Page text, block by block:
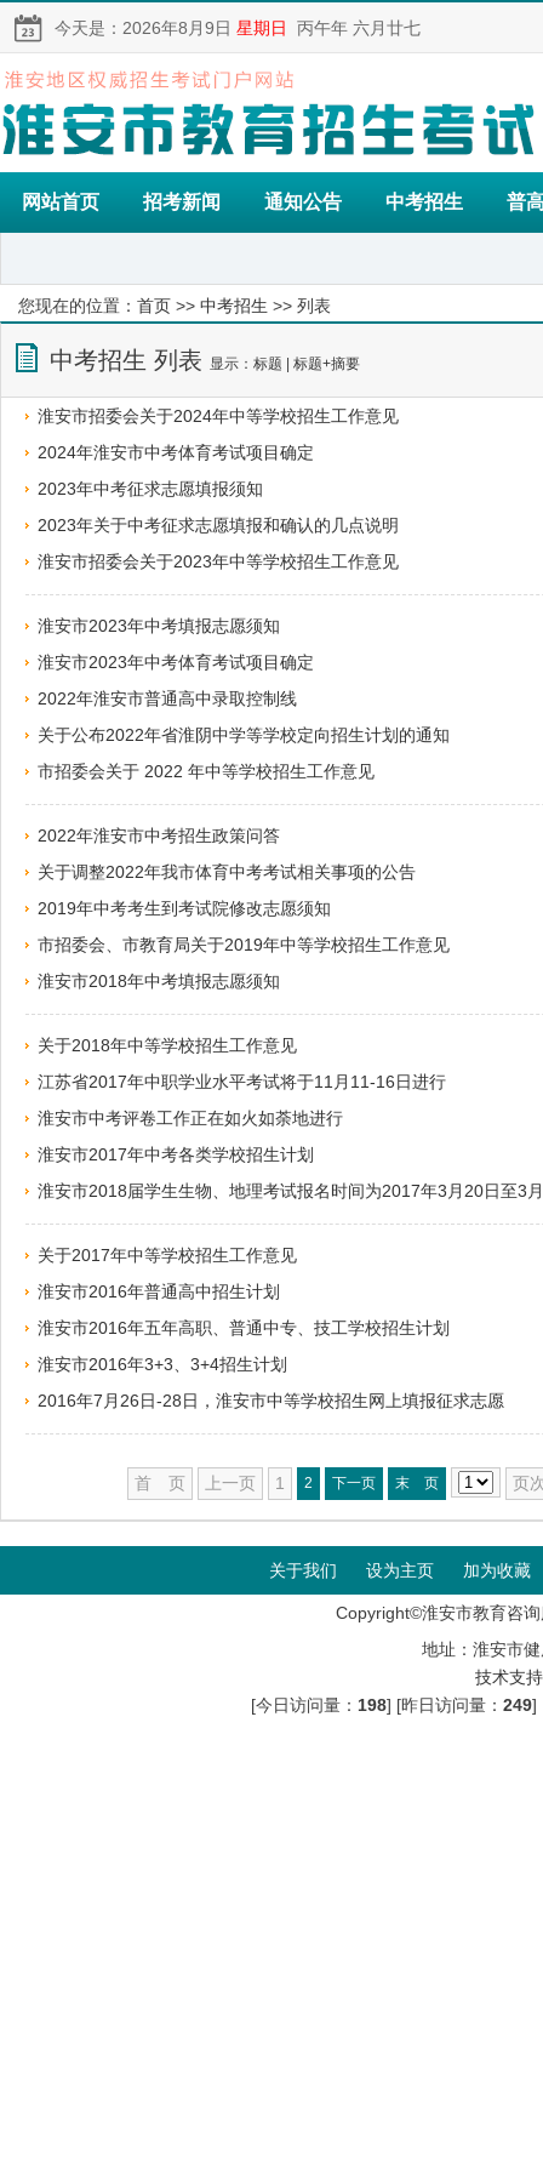
今天是： 2026年8月9日 星期日 丙午年 六月廿七
网站首页 招考新闻 通知公告 中考招生 普
您现在的位置： 首页 >> 中考招生 >> 列表
中考招生 列表 显示： 标题 标题+摘要
淮安市招委会关于2024年中等学校招生工作意见
2024年淮安市中考体育考试项目确定
2023年中考征求志愿填报须知
2023年关于中考征求志愿填报和确认的几点说明
淮安市招委会关于2023年中等学校招生工作意见
淮安市2023年中考填报志愿须知
淮安市2023年中考体育考试项目确定
2022年淮安市普通高中录取控制线
关于公布2022年省淮阴中学等学校定向招生计划的通知
市招委会关于 2022 年中等学校招生工作意见
2022年淮安市中考招生政策问答
关于调整2022年我市体育中考考试相关事项的公告
2019年中考考生到考试院修改志愿须知
市招委会、市教育局关于2019年中等学校招生工作意见
淮安市2018年中考填报志愿须知
关于2018年中等学校招生工作意见
江苏省2017年中职学业水平考试将于11月11-16日进行
淮安市中考评卷工作正在如火如荼地进行
淮安市2017年中考各类学校招生计划
淮安市2018届学生生物、地理考试报名时间为2017年3月20日至3
关于2017年中等学校招生工作意见
淮安市2016年普通高中招生计划
淮安市2016年五年高职、普通中专、技工学校招生计划
淮安市2016年3+3、3+4招生计划
2016年7月26日-28日，淮安市中等学校招生网上填报征求志愿
首 页 上一页 1 2 下一页 末 页 页
关于我们 设为主页 加为收藏
Copyright©淮安市教育咨
地址：淮安市
技术支
[今日访问量： 198] [昨日访问量：249]